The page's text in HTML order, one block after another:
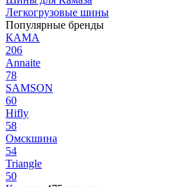
Легкогрузовые шины
Популярные бренды
КАМА
206
Annaite
78
SAMSON
60
Hifly
58
Омскшина
54
Triangle
50